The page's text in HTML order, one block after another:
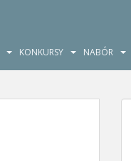
KONKURSY NABÓR